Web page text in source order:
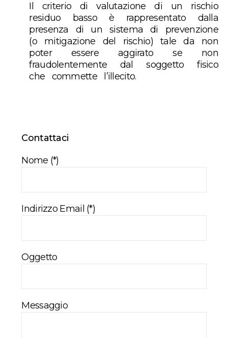
Il criterio di valutazione di un rischio
residuo basso è rappresentato dalla
presenza di un sistema di prevenzione
(o mitigazione del rischio) tale da non
poter essere aggirato se non
fraudolentemente dal soggetto fisico
che commette l’illecito.
Contattaci
Nome (*)
Indirizzo Email (*)
Oggetto
Messaggio